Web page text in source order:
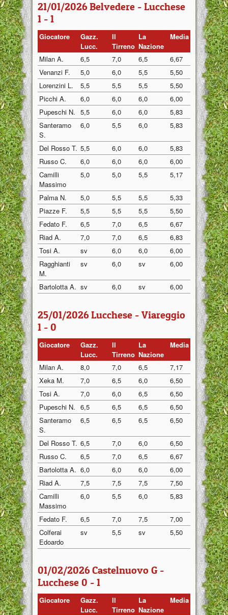
21/01/2026 Belvedere - Lucchese
1 - 1
Giocatore
Gazz.
Lucc.
Il
Tirreno
La
Nazione
Media
Milan A. 6,5 7,0 6,5
6,67
Venanzi F.
5,0 6,0 5,5
5,50
Lorenzini L.
5,5 5,5 5,5
5,50
Picchi A.
6,0 6,0 6,0
6,00
Pupeschi N. 5,5 6,0 6,0
5,83
Santeramo
S.
6,0 5,5 6,0 5,83
Del Rosso T. 5,5 6,0 6,0
5,83
Russo C.
6,0 6,0 6,0
6,00
Camilli
Massimo
5,0 5,0 5,5 5,17
Palma N. 5,0 5,5 5,5
5,33
Piazze F.
5,5 5,5 5,5
5,50
Fedato F.
6,5 7,0 6,5
6,67
Riad A.
7,0 7,0 6,5
6,83
Tosi A.
sv 6,0 6,0
6,00
Ragghianti
M.
sv 6,0 sv 6,00
Bartolotta A. sv 6,0 sv 6,00
25/01/2026 Lucchese - Viareggio
1 - 0
Giocatore
Gazz.
Lucc.
Il
Tirreno
La
Nazione
Media
Milan A. 8,0 7,0 6,5
7,17
Xeka M.
7,0 6,5 6,0
6,50
Tosi A.
7,0 6,0 6,5
6,50
Pupeschi N. 6,5 6,5 6,5
6,50
Santeramo
S.
6,5 6,5 6,5 6,50
Del Rosso T. 6,5 7,0 6,0
6,50
Russo C.
6,5 7,0 6,5
6,67
Bartolotta A. 6,0 6,0 6,0
6,00
Riad A.
7,5 7,5 7,5
7,50
Camilli
Massimo
6,0 5,5 6,0 5,83
Fedato F. 6,5 7,0 7,5
7,00
Colferai
Edoardo
sv 5,5 sv 5,50
01/02/2026 Castelnuovo G -
Lucchese 0 - 1
Giocatore
Gazz.
Lucc.
Il
Tirreno
La
Nazione
Media